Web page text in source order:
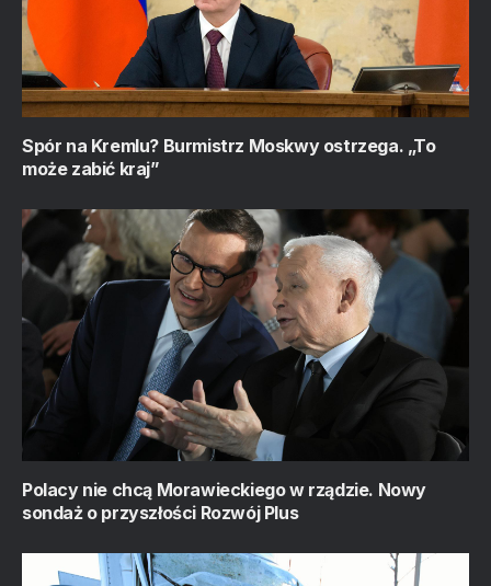
Spór na Kremlu? Burmistrz Moskwy ostrzega. „To
może zabić kraj”
Polacy nie chcą Morawieckiego w rządzie. Nowy
sondaż o przyszłości Rozwój Plus